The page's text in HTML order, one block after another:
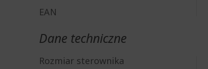
EAN
Dane techniczne
Rozmiar sterownika